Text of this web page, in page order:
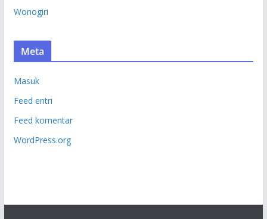
Wonogiri
Meta
Masuk
Feed entri
Feed komentar
WordPress.org